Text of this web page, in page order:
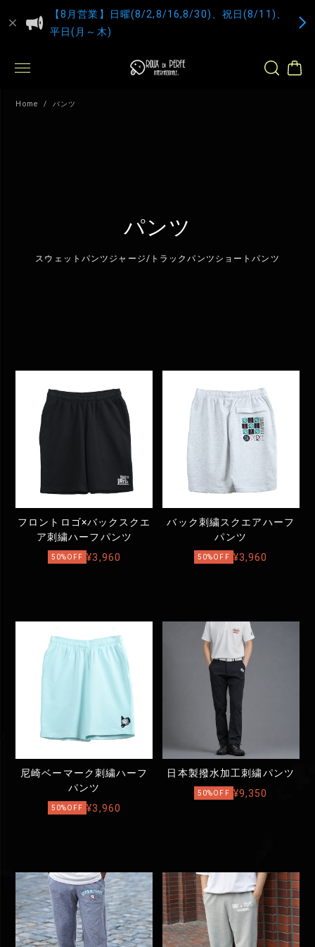
【8月営業】日曜(8/2,8/16,8/30)、祝日(8/11)、
平日(月～木)
Home パンツ
パンツ
スウェットパンツ ジャージ/トラックパンツ ショートパンツ
フロントロゴ×バックスクエ
ア刺繍ハーフパンツ
50%OFF ¥3,960
バック刺繍スクエアハーフ
パンツ
50%OFF ¥3,960
尼崎ベーマーク刺繍ハーフ
パンツ
50%OFF ¥3,960
日本製撥水加工刺繍パンツ
50%OFF ¥9,350